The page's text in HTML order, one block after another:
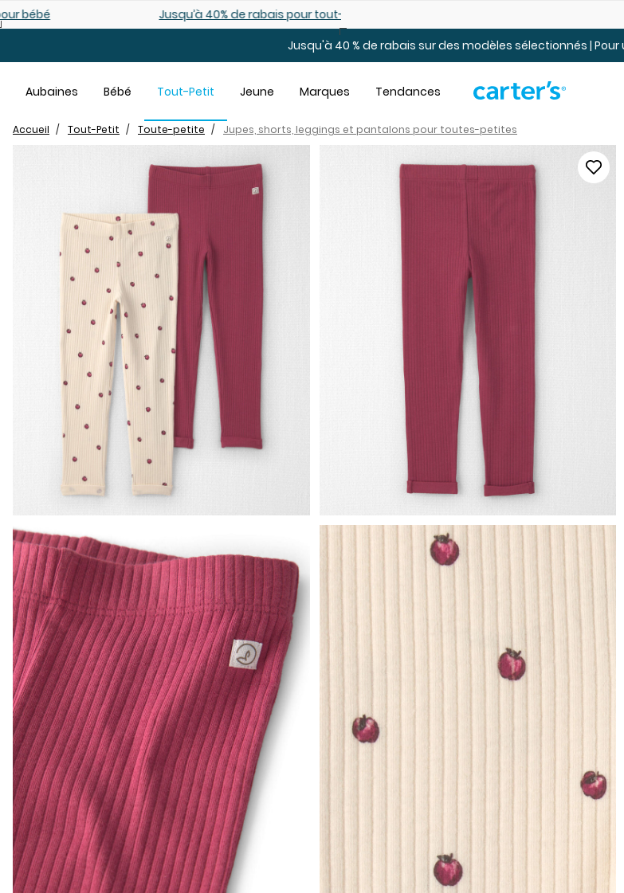
Jusqu’à 40% de rabais pour tout-petits. En ligne seulement.
Jusqu'à 40 % de rabais sur des modèles sélectionnés |
Aubaines Bébé Tout-Petit Jeune Marques Tendances
Accueil Tout-Petit Toute-petite Jupes, shorts, leggings et pantalons pour toutes-petites